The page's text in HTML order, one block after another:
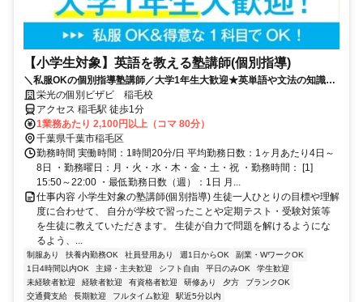
【小学生対象】英語を教える塾講師(個別指導)
＼私服OKの個別指導塾講師／大学1年生大歓迎★英単語や文法の知識を
活かそう♪教えることが好きな方歓迎！
栄光の個別ビザビ 稲毛校
アクセス 稲毛駅 徒歩1分
1業務あたり 2,100円以上（コマ 80分）
千葉県千葉市稲毛区
勤務時間 実働時間：1時間20分/日 平均勤務日数：1ヶ月あたり4日～
8日 ・勤務曜日：月・火・水・木・金・土・祝 ・勤務時間： [1]
15:50～22:00 ・最低勤務日数（週）：1日 月...
仕事内容 小学生対象の塾講師(個別指導) 生徒一人ひとりの目標や理解
度に合わせて、 自分が学校で習ったことや定期テスト・受験対策等
を生徒に教えていただきます。 生徒が自力で問題を解けるようにな
るよう、...
制服あり 扶養内勤務OK 社員登用あり 週1日からOK
副業・WワークOK
1日4時間以内OK
主婦・主夫歓迎 シフト自由 平日のみOK
学生歓迎
未経験者歓迎
経験者歓迎 有資格者歓迎 研修あり 夕方
ブランクOK
交通費支給
長期歓迎 フルタイム歓迎 駅近5分以内